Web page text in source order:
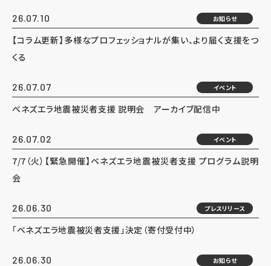
26.07.10 お知らせ
【コラム更新】多様なプロフェッショナルが集い、より届く支援をつ
くる
26.07.07 イベント
ベネズエラ地震被災者支援 説明会 アーカイブ配信中
26.07.02 イベント
7/7（火）【緊急開催】ベネズエラ地震被災者支援 プログラム説明
会
26.06.30 プレスリリース
「ベネズエラ地震被災者支援」決定（寄付受付中）
26.06.30 お知らせ